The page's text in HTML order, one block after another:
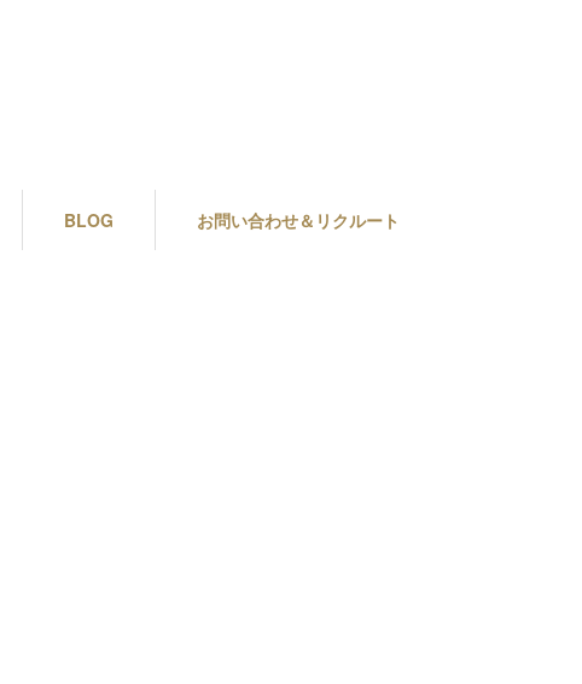
BLOG お問い合わせ＆リクルート